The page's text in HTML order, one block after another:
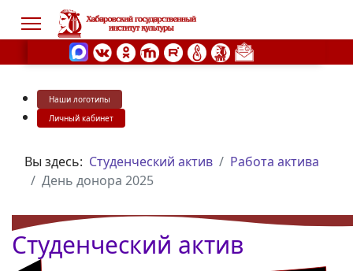
Наши логотипы
Личный кабинет
Вы здесь: Студенческий актив
Работа актива
День донора 2025
Студенческий актив